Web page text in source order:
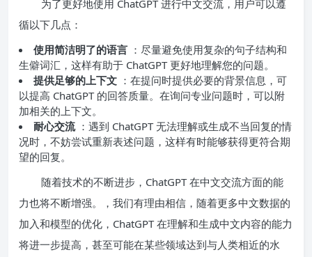
为了更好地使用 ChatGPT 进行中文交流，用户可以遵
循以下几点：
使用简洁明了的语言 ：尽量避免使用复杂的句子结构和
生僻词汇，这样有助于 ChatGPT 更好地理解您的问题。
提供足够的上下文 ：在提问时提供必要的背景信息，可
以提高 ChatGPT 的回答质量。在询问专业问题时，可以附
加相关的上下文。
耐心交流 ：遇到 ChatGPT 无法理解或生成不当回复的情
况时，不妨尝试重新表述问题，这样有时能够获得更符合期
望的回复。
随着技术的不断进步，ChatGPT 在中文交流方面的能
力也将不断增强。，我们有理由相信，随着更多中文数据的
加入和模型的优化，ChatGPT 在理解和生成中文内容的能力
将进一步提高，甚至可能在某些领域达到与人类相近的水